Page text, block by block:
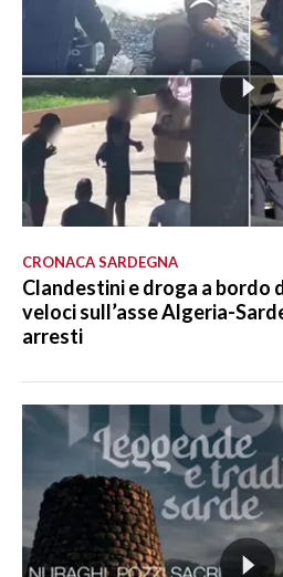
CRONACA SARDEGNA
Clandestini e droga a bordo
veloci sull’asse Algeria-
arresti